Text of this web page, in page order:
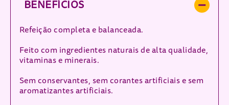
BENEFÍCIOS
Refeição completa e balanceada.
Feito com ingredientes naturais de alta qualidade,
vitaminas e minerais.
Sem conservantes, sem corantes artificiais e sem
aromatizantes artificiais.